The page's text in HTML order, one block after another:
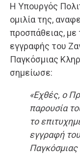
Η Υπουργός
ομιλία της,
προσπάθειας, με
εγγραφής του
Παγκόσμιας
σημείωσε:
«Εχθές, ο
παρουσία
το
εγγραφή
Παγκόσμιας